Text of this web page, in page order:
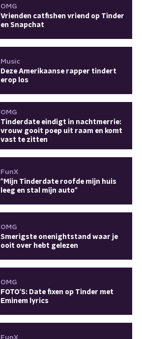
OMG
Vrienden catfishen vriend op Tinder
en Snapchat
Music
Deze Amerikaanse rapper tindert
erop los
OMG
Tinderdate eindigt in nachtmerrie:
vrouw gooit poep uit raam en komt
vast te zitten
FunX
"Mijn Tinderdate roofde mijn huis
leeg en stal mijn auto"
OMG
Smerigste onenightstand waar je
ooit over hebt gelezen
OMG
FOTO'S: Date fixen op Tinder met
Eminem lyrics
FunX